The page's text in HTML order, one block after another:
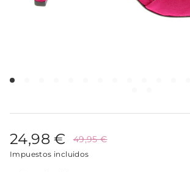
24,98 € 49,95 €
Impuestos incluidos